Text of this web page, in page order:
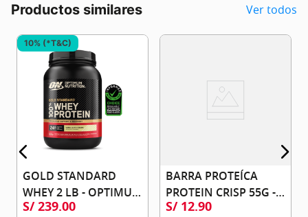
Productos similares Ver todos
10% (*T&C)
GOLD STANDARD
WHEY 2 LB - OPTIMUM
NUTRITION
S/ 239.00
BARRA PROTEÍCA
PROTEIN CRISP 55G -
BSN
S/ 12.90